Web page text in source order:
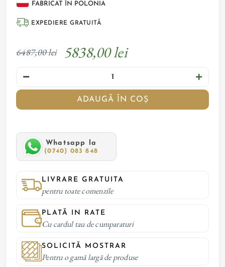
FABRICAT ÎN POLONIA
EXPEDIERE GRATUITĂ
6487,00 lei 5838,00 lei
ADAUGĂ ÎN COȘ
Whatsapp la
(0740) 083 848
LIVRARE GRATUITA
pentru toate comenzile
PLATĂ IN RATE
Cu cardul tau de cumparaturi
SOLICITĂ MOSTRAR
Pentru o gamă largă de produse